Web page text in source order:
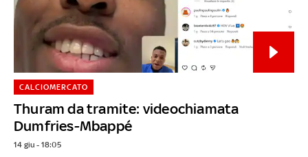
Thuram da tramite: videochiamata
Dumfries-Mbappé
CALCIOMERCATO
14 giu - 18:05